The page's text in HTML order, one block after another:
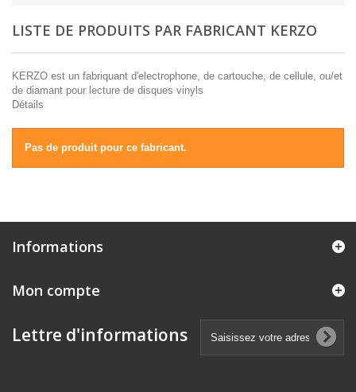
LISTE DE PRODUITS PAR FABRICANT KERZO
KERZO est un fabriquant d'electrophone, de cartouche, de cellule, ou/et
de diamant pour lecture de disques vinyls
Détails
Pas de produit pour ce fabricant.
Informations
Mon compte
Lettre d'informations